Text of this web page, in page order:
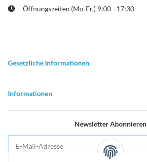
Öffnungszeiten (Mo-Fr.) 9:00 - 17:30
Gesetzliche Informationen
Informationen
Newsletter Abonnieren